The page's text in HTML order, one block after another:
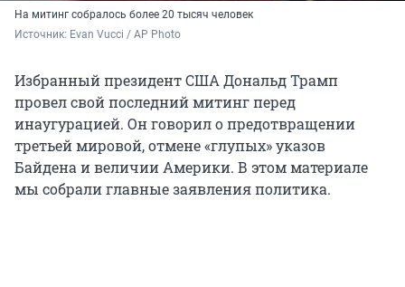
На митинг собралось более 20 тысяч человек
Источник: Evan Vucci / AP Photo
Избранный президент США Дональд Трамп
провел свой последний митинг перед
инаугурацией. Он говорил о предотвращении
третьей мировой, отмене «глупых» указов
Байдена и величии Америки. В этом материале
мы собрали главные заявления политика.